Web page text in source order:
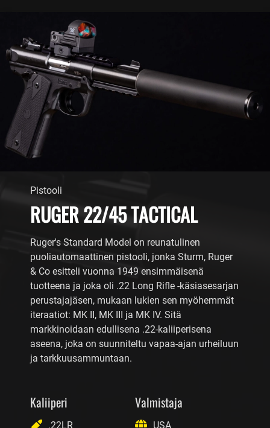
Pistooli
RUGER 22/45 TACTICAL
Ruger's Standard Model on reunatulinen
puoliautomaattinen pistooli, jonka Sturm, Ruger
& Co esitteli vuonna 1949 ensimmäisenä
tuotteena ja joka oli .22 Long Rifle -käsiasesarjan
perustajajäsen, mukaan lukien sen myöhemmät
iteraatiot: MK II, MK III ja MK IV. Sitä
markkinoidaan edullisena .22-kaliiperisena
aseena, joka on suunniteltu vapaa-ajan urheiluun
ja tarkkuusammuntaan.
Kaliiperi
.22LR
Valmistaja
USA